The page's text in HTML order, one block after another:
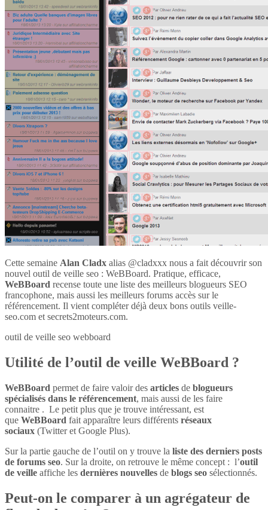
Cette semaine Alan Cladx alias @cladxxx nous a fait découvrir son
nouvel outil de veille seo : WeBBoard. Pratique, efficace,
WeBBoard recense toute une liste des meilleurs blogueurs SEO
francophone, mais aussi les meilleurs forums accès sur le
référencement. Il vient compléter déjà deux bons outils veille-
seo.com et secrets2moteurs.com.
outil de veille seo webboard
Utilité de l’outil de veille WeBBoard ?
WeBBoard permet de faire valoir des articles de blogueurs
spécialisés dans le référencement, mais aussi de les faire
connaitre . Le petit plus que je trouve intéressant, est
que WeBBoard fait apparaître leurs différents réseaux
sociaux (Twitter et Google Plus).
Sur la partie gauche de l’outil on y trouve la liste des derniers posts
de forums seo. Sur la droite, on retrouve le même concept : l’outil
de veille affiche les dernières nouvelles de blogs seo sélectionnés.
Peut-on le comparer à un agrégateur de